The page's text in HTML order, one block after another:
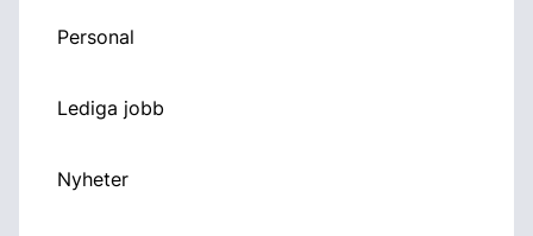
Personal
Lediga jobb
Nyheter